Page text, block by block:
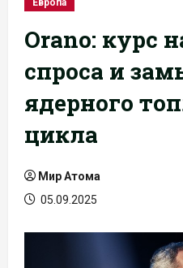
Европа
Orano: курс
спроса и
ядерного
цикла
Мир Атома
05.09.2025